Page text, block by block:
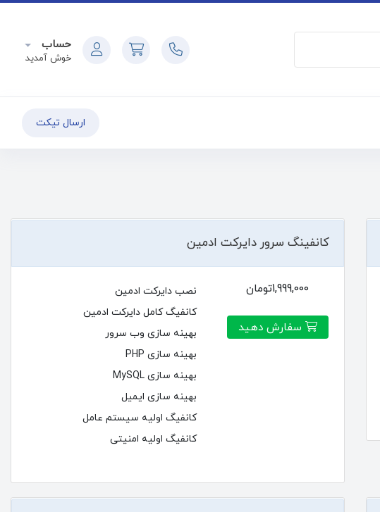
حساب
خوش آمدید
ارسال تیکت
کانفینگ سرور دایرکت ادمین
نصب دایرکت ادمین
کانفیگ کامل دایرکت ادمین
بهینه سازی وب سرور
بهینه سازی PHP
بهینه سازی MySQL
بهینه سازی ایمیل
کانفیگ اولیه سیستم عامل
کانفیگ اولیه امنیتی
1,999,000تومان
سفارش دهید